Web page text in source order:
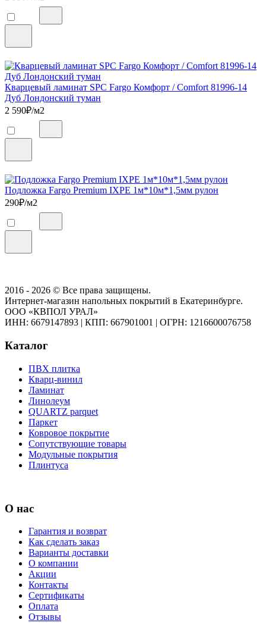
Кварцевый ламинат SPC Fargo Комфорт / Comfort 81996-14
Дуб Лондонский туман
2 590₽/м2
Подложка Fargo Premium IXPE 1м*10м*1,5мм рулон
290₽/м2
2016 - 2026 © Все права защищены.
Интернет-магазин напольных покрытий в Екатеринбурге.
ООО «КВПОЛ УРАЛ»
ИНН: 6679147893 | КПП: 667901001 | ОГРН: 1216600076758
Каталог
ПВХ плитка
Кварц-винил
Ламинат
Линолеум
QUARTZ parquet
Паркет
Ковровое покрытие
Сопутствующие товары
Модульные покрытия
Плинтуса
О нас
Гарантия и возврат
Как сделать заказ
Варианты доставки
О компании
Акции
Контакты
Сертификаты
Оплата
Отзывы